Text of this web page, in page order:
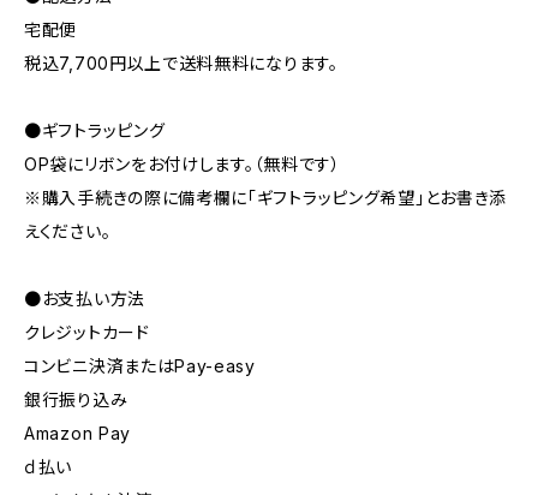
宅配便
税込7,700円以上で送料無料になります。
●ギフトラッピング
OP袋にリボンをお付けします。（無料です）
※購入手続きの際に備考欄に「ギフトラッピング希望」とお書き添
えください。
●お支払い方法
クレジットカード
コンビニ決済またはPay-easy
銀行振り込み
Amazon Pay
ｄ払い